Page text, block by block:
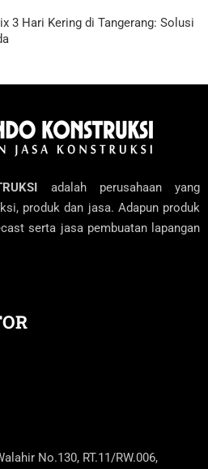
3 Hari Kering di Tangerang: Solusi
adalah perusahaan yang
produk dan jasa. Adapun produk
serta jasa pembuatan lapangan
No.130, RT.11/RW.006,